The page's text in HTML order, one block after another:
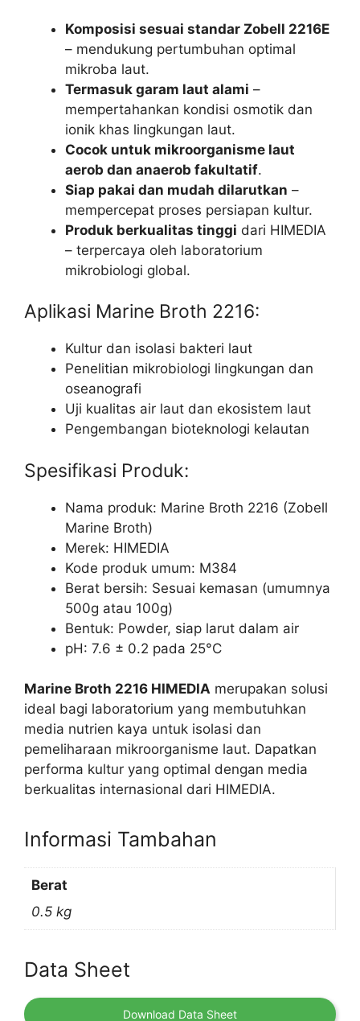
Komposisi sesuai standar Zobell 2216E
– mendukung pertumbuhan optimal
mikroba laut.
Termasuk garam laut alami –
mempertahankan kondisi osmotik dan
ionik khas lingkungan laut.
Cocok untuk mikroorganisme laut
aerob dan anaerob fakultatif.
Siap pakai dan mudah dilarutkan –
mempercepat proses persiapan kultur.
Produk berkualitas tinggi dari HIMEDIA
– terpercaya oleh laboratorium
mikrobiologi global.
Aplikasi Marine Broth 2216:
Kultur dan isolasi bakteri laut
Penelitian mikrobiologi lingkungan dan
oseanografi
Uji kualitas air laut dan ekosistem laut
Pengembangan bioteknologi kelautan
Spesifikasi Produk:
Nama produk: Marine Broth 2216 (Zobell
Marine Broth)
Merek: HIMEDIA
Kode produk umum: M384
Berat bersih: Sesuai kemasan (umumnya
500g atau 100g)
Bentuk: Powder, siap larut dalam air
pH: 7.6 ± 0.2 pada 25°C
Marine Broth 2216 HIMEDIA merupakan solusi
ideal bagi laboratorium yang membutuhkan
media nutrien kaya untuk isolasi dan
pemeliharaan mikroorganisme laut. Dapatkan
performa kultur yang optimal dengan media
berkualitas internasional dari HIMEDIA.
Informasi Tambahan
Berat
0.5 kg
Data Sheet
Download Data Sheet